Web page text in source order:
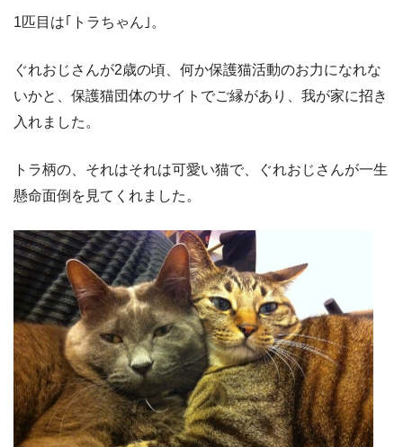
1匹目は｢トラちゃん｣。
ぐれおじさんが2歳の頃、何か保護猫活動のお力になれな
いかと、保護猫団体のサイトでご縁があり、我が家に招き
入れました。
トラ柄の、それはそれは可愛い猫で、ぐれおじさんが一生
懸命面倒を見てくれました。